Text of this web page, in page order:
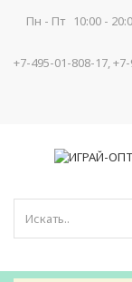
Пн - Пт 10:00 -
+7-495-01-808-17,